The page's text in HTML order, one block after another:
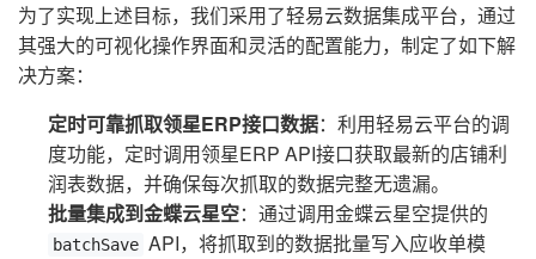
为了实现上述目标，我们采用了轻易云数据集成平台，通过
其强大的可视化操作界面和灵活的配置能力，制定了如下解
决方案：
定时可靠抓取领星ERP接口数据：利用轻易云平台的调
度功能，定时调用领星ERP API接口获取最新的店铺利
润表数据，并确保每次抓取的数据完整无遗漏。
批量集成到金蝶云星空：通过调用金蝶云星空提供的
batchSave API，将抓取到的数据批量写入应收单模